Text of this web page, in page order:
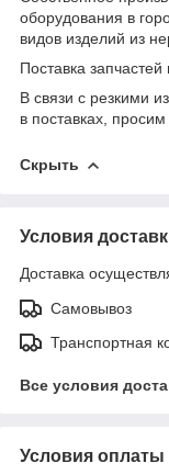
оборудования в
видов изделий из
Поставка
В связи с резкими
в поставках,
Скрыть
Условия
Доставка
Самовывоз
Транспортная
Все условия
Условия оплаты